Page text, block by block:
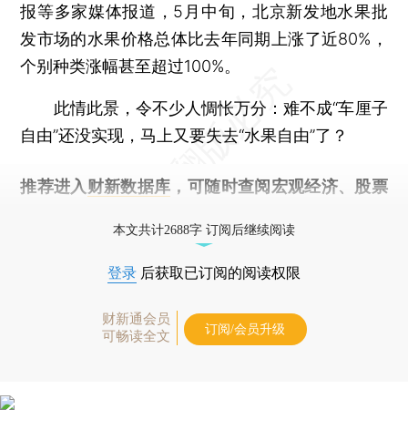
报等多家媒体报道，5月中旬，北京新发地水果批
发市场的水果价格总体比去年同期上涨了近80%，
个别种类涨幅甚至超过100%。
此情此景，令不少人惆怅万分：难不成“车厘子
自由”还没实现，马上又要失去“水果自由”了？
推荐进入 财新数据库 ，可随时查阅宏观经济、股票
本文共计2688字 订阅后继续阅读
登录 后获取已订阅的阅读权限
财新通会员
可畅读全文
订阅/会员升级